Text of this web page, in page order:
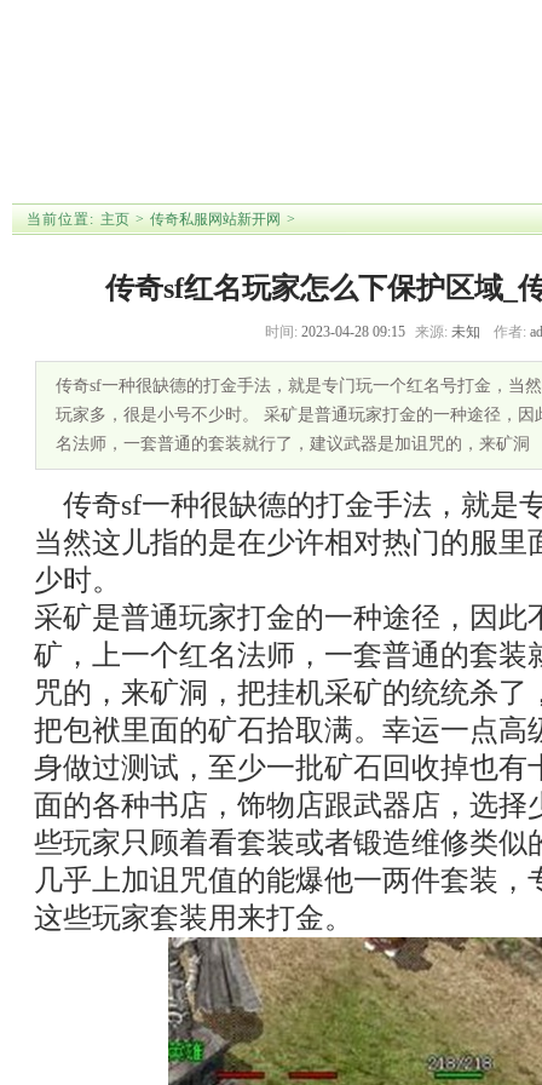
【 传奇私服网站新开网不同勋章具有】 【
当前位置: 主页 > 传奇私服网站新开网 >
传奇sf红名玩家怎么下保护区域_
时间: 2023-04-28 09:15 来源: 未知 作者:
传奇sf一种很缺德的打金手法，就是专门玩一个红名号打金，当
玩家多，很是小号不少时。 采矿是普通玩家打金的一种途径，
名法师，一套普通的套装就行了，建议武器是加诅咒的，来矿洞
传奇sf一种很缺德的打金手法，就是
当然这儿指的是在少许相对热门的服里
少时。
采矿是普通玩家打金的一种途径，因此
矿，上一个红名法师，一套普通的套装
咒的，来矿洞，把挂机采矿的统统杀了
把包袱里面的矿石拾取满。幸运一点高
身做过测试，至少一批矿石回收掉也有
面的各种书店，饰物店跟武器店，选择
些玩家只顾着看套装或者锻造维修类似
几乎上加诅咒值的能爆他一两件套装
这些玩家套装用来打金。